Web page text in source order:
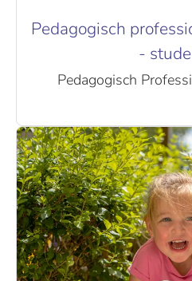
Pedagogisch
-
Pedagogisch